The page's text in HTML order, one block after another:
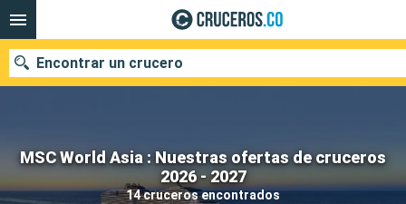
MSC World Asia : Nuestras ofertas de cruceros
2026 - 2027
14 cruceros encontrados
Encontrar un crucero
Fecha de salida